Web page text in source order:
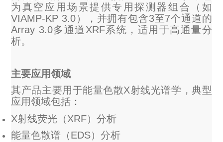
为真空应用场景提供专用探测器组合（如
VIAMP-KP 3.0），并拥有包含3至7个通道的
Array 3.0多通道XRF系统，适用于高通量分
析。
主要应用领域
其产品主要用于能量色散X射线光谱学，典型
应用领域包括：
X射线荧光（XRF）分析
能量色散谱（EDS）分析